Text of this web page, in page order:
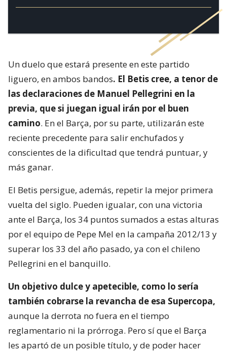
Un duelo que estará presente en este partido
liguero, en ambos bandos. El Betis cree, a tenor de
las declaraciones de Manuel Pellegrini en la
previa, que si juegan igual irán por el buen
camino. En el Barça, por su parte, utilizarán este
reciente precedente para salir enchufados y
conscientes de la dificultad que tendrá puntuar, y
más ganar.
El Betis persigue, además, repetir la mejor primera
vuelta del siglo. Pueden igualar, con una victoria
ante el Barça, los 34 puntos sumados a estas alturas
por el equipo de Pepe Mel en la campaña 2012/13 y
superar los 33 del año pasado, ya con el chileno
Pellegrini en el banquillo.
Un objetivo dulce y apetecible, como lo sería
también cobrarse la revancha de esa Supercopa,
aunque la derrota no fuera en el tiempo
reglamentario ni la prórroga. Pero sí que el Barça
les apartó de un posible título, y de poder hacer